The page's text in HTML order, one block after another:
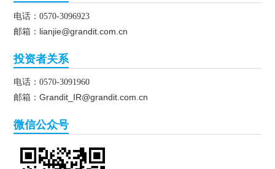
电话：0570-3096923
邮箱： lianjie@grandit.com.cn
投资者关系
电话：0570-3091960
邮箱：Grandit_IR@grandit.com.cn
微信公众号